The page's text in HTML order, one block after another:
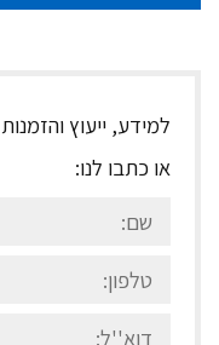
למידע, ייעוץ והזמנות
או כתבו לנו: